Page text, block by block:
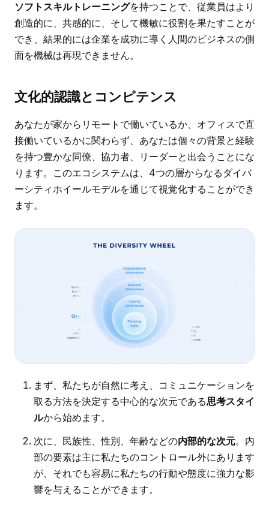
ソフトスキルトレーニングを持つことで、従業員はより
創造的に、共感的に、そして機敏に役割を果たすことが
でき、結果的には企業を成功に導く人間のビジネスの側
面を機械は再現できません。
文化的認識とコンピテンス
あなたが家からリモートで働いているか、オフィスで直
接働いているかに関わらず、あなたは個々の背景と経験
を持つ豊かな同僚、協力者、リーダーと出会うことにな
ります。このエコシステムは、4つの層からなるダイバ
ーシティホイールモデルを通じて視覚化することができ
ます。
まず、私たちが自然に考え、コミュニケーションを
取る方法を決定する中心的な次元である思考スタイ
ルから始めます。
次に、民族性、性別、年齢などの内部的な次元。内
部の要素は主に私たちのコントロール外にあります
が、それでも容易に私たちの行動や態度に強力な影
響を与えることができます。